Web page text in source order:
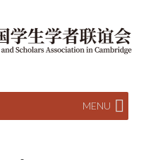
MENU